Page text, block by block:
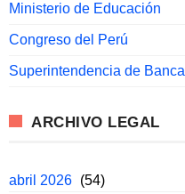
Ministerio de Educación
Congreso del Perú
Superintendencia de
ARCHIVO LEGAL
abril 2026 (54)